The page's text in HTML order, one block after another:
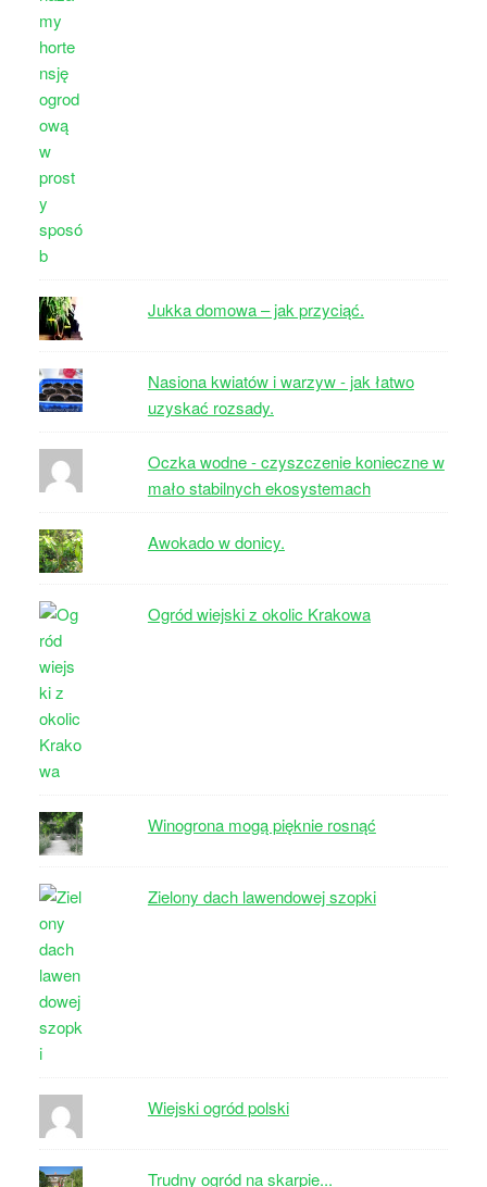
Jukka domowa – jak przyciąć.
Nasiona kwiatów i warzyw - jak łatwo
uzyskać rozsady.
Oczka wodne - czyszczenie konieczne w
mało stabilnych ekosystemach
Awokado w donicy.
Ogród wiejski z okolic Krakowa
Winogrona mogą pięknie rosnąć
Zielony dach lawendowej szopki
Wiejski ogród polski
Trudny ogród na skarpie...